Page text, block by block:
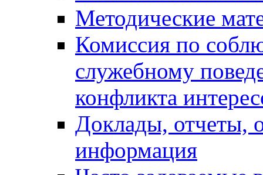
Методические
Комиссия по
служебному
конфликта
Доклады, отчеты,
информация